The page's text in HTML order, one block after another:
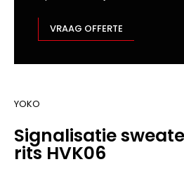
M-Safe
OXXA
Premier
Promodoro
Result
VRAAG OFFERTE
YOKO
Signalisatie
rits HVK06